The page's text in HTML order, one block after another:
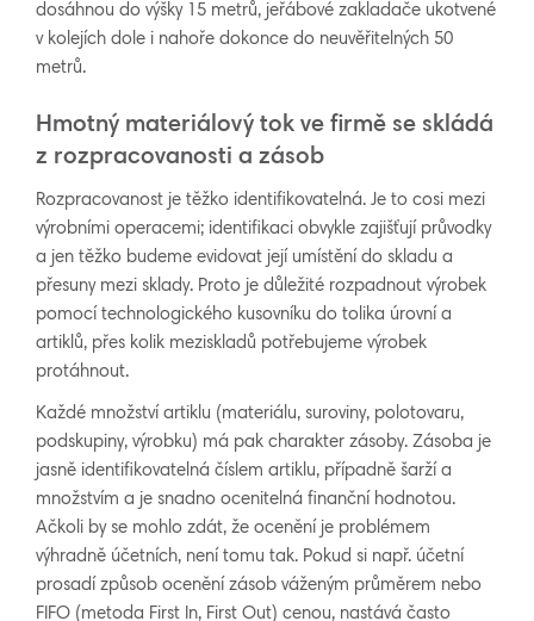
dosáhnou do výšky 15 metrů, jeřábové zakladače ukotvené
v kolejích dole i nahoře dokonce do neuvěřitelných 50
metrů.
Hmotný materiálový tok ve firmě se skládá
z rozpracovanosti a zásob
Rozpracovanost je těžko identifikovatelná. Je to cosi mezi
výrobními operacemi; identifikaci obvykle zajišťují průvodky
a jen těžko budeme evidovat její umístění do skladu a
přesuny mezi sklady. Proto je důležité rozpadnout výrobek
pomocí technologického kusovníku do tolika úrovní a
artiklů, přes kolik meziskladů potřebujeme výrobek
protáhnout.
Každé množství artiklu (materiálu, suroviny, polotovaru,
podskupiny, výrobku) má pak charakter zásoby. Zásoba je
jasně identifikovatelná číslem artiklu, případně šarží a
množstvím a je snadno ocenitelná finanční hodnotou.
Ačkoli by se mohlo zdát, že ocenění je problémem
výhradně účetních, není tomu tak. Pokud si např. účetní
prosadí způsob ocenění zásob váženým průměrem nebo
FIFO (metoda First In, First Out) cenou, nastává často